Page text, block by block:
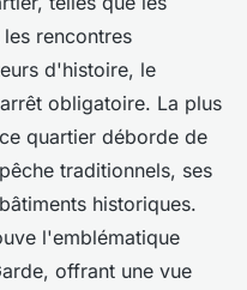
rencontres
d'histoire, le
obligatoire. La plus
quartier déborde de
traditionnels, ses
historiques.
l'emblématique
offrant une vue